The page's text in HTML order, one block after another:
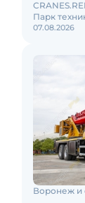
07.08.2026
Парк
Воронеж и